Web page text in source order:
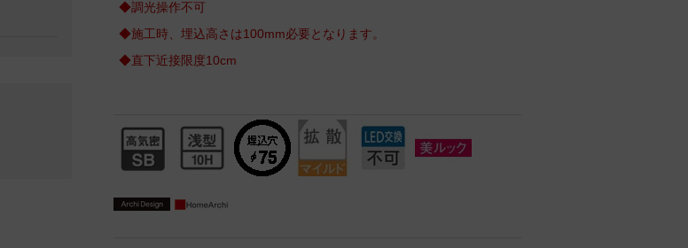
◆調光操作不可
◆施工時、埋込高さは100mm必要となります。
◆直下近接限度10cm